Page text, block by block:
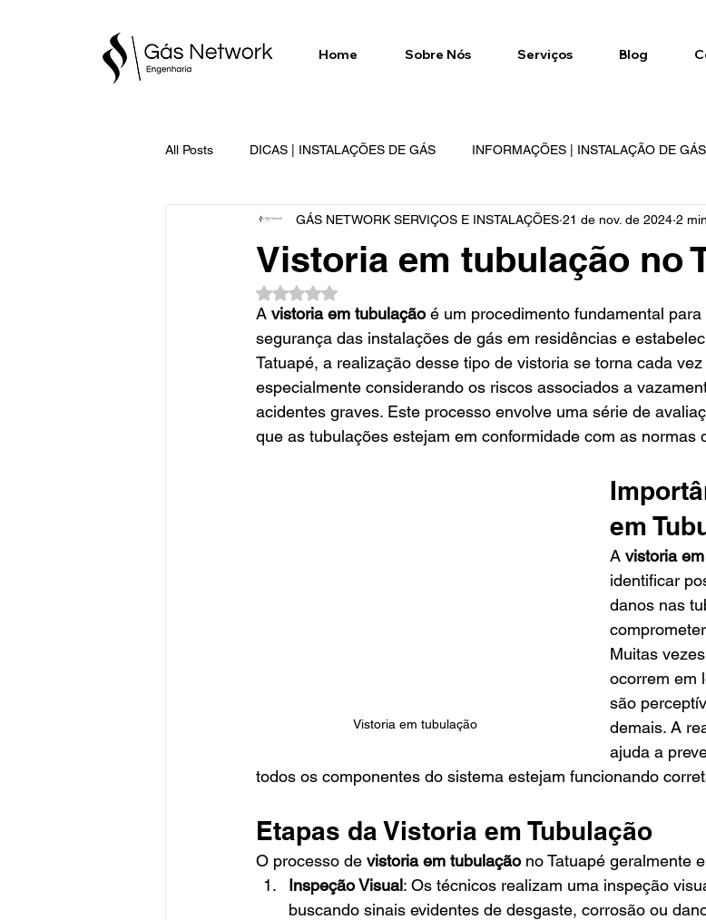
Home Sobre Nós Serviços Blog
All Posts DICAS | INSTALAÇÕES DE GÁS INFORMAÇÕES | INSTALAÇÃO DE GÁS
SERVIÇOS EXECUTADOS | GÁS NETWORK GÁS NETWORK REGIÕES DE
Vistoria em tubulação no
GÁS NETWORK SERVIÇOS E INSTALAÇÕES 21 de nov. de 2024 2
Avaliado com NaN de 5 estrelas.
A vistoria em tubulação é um procedimento fundamental
segurança das instalações de gás em residências e
Tatuapé, a realização desse tipo de vistoria se torna cada
especialmente considerando os riscos associados a
acidentes graves. Este processo envolve uma série de
que as tubulações estejam em conformidade com as normas
Vistoria em tubulação
em
A vistoria
identificar
danos nas
Muitas
ocorrem em
são
demais. A
ajuda a
todos os componentes do sistema estejam funcionando
Etapas da Vistoria em Tubulação
O processo de vistoria em tubulação no Tatuapé geralmente
Inspeção Visual: Os técnicos realizam uma inspeção
buscando sinais evidentes de desgaste, corrosão ou